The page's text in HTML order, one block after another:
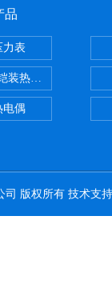
品
力表
装热电阻
电偶
司 版权所有 技术支